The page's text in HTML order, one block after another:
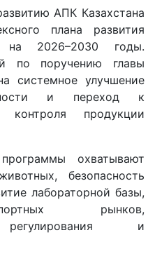
АПК Казахстана
плана развития
на 2026–2030 годы.
по поручению главы
системное улучшение
и переход к
продукции
охватывают
безопасность
лабораторной базы,
рынков,
регулирования и